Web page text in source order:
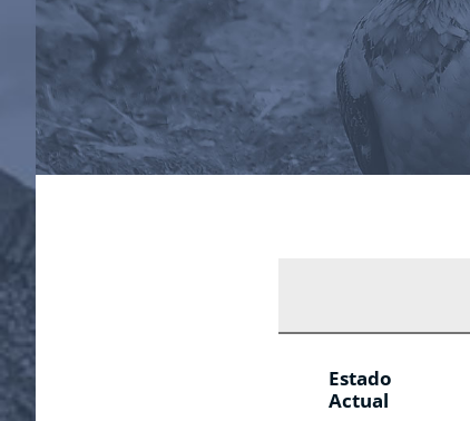
Estado
Actual